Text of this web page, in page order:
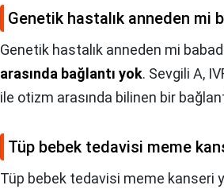
Genetik hastalık anneden mi
Genetik hastalık anneden mi
arasında bağlantı yok. Sevgili A,
ile otizm arasında bilinen bir
Tüp bebek tedavisi meme
Tüp bebek tedavisi meme kanseri